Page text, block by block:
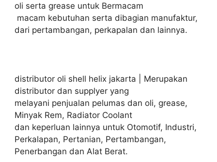
oli serta grease untuk Bermacam
macam kebutuhan serta dibagian manufaktur,
dari pertambangan, perkapalan dan lainnya.
distributor oli shell helix jakarta | Merupakan
distributor dan supplyer yang
melayani penjualan pelumas dan oli, grease,
Minyak Rem, Radiator Coolant
dan keperluan lainnya untuk Otomotif, Industri,
Perkalapan, Pertanian, Pertambangan,
Penerbangan dan Alat Berat.